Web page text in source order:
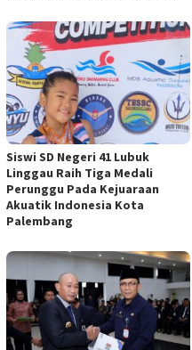
Siswi SD Negeri 41 Lubuk
Linggau Raih Tiga Medali
Perunggu Pada Kejuaraan
Akuatik Indonesia Kota
Palembang